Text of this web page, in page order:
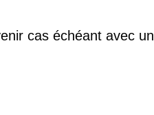
cas échéant avec un